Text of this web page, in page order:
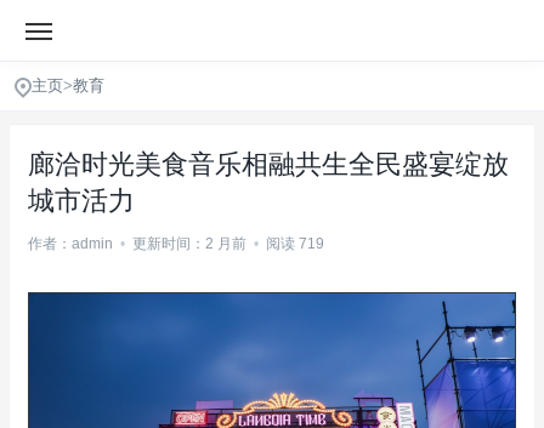
主页>教育
廊洽时光美食音乐相融共生全民盛宴绽放
城市活力
作者：admin • 更新时间：2 月前 • 阅读 719